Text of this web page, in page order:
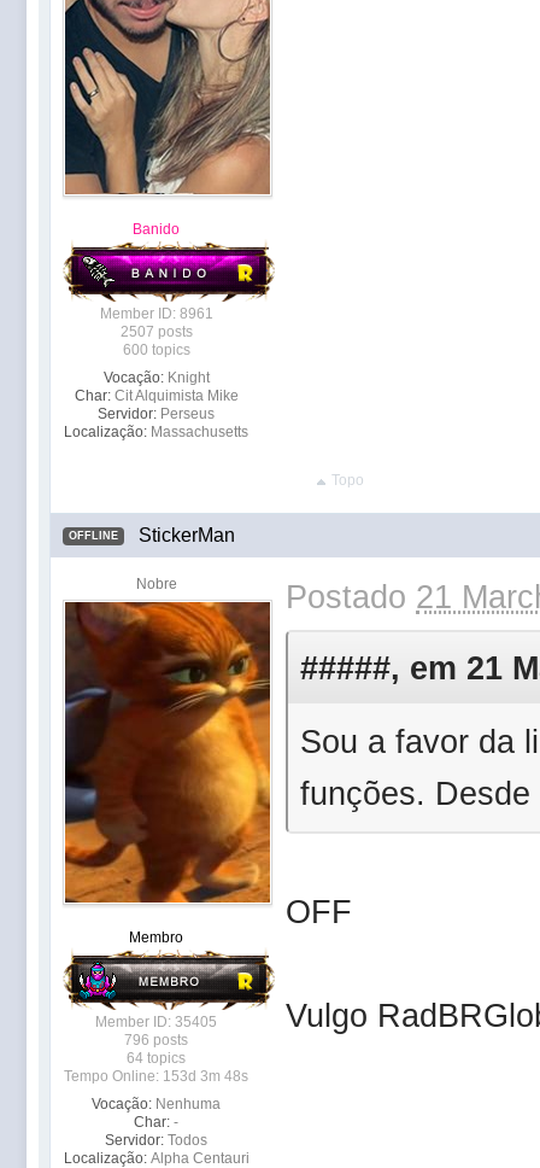
Banido
Member ID: 8961
2507 posts
600 topics
Vocação: Knight
Char: Cit Alquimista Mike
Servidor: Perseus
Localização: Massachusetts
Topo
OFFLINE StickerMan
Nobre
Membro
Member ID: 35405
796 posts
64 topics
Tempo Online: 153d 3m 48s
Vocação: Nenhuma
Char: -
Servidor: Todos
Localização: Alpha Centauri
Postado 21
#####, em 21
Sou a favor da
funções.
OFF
Vulgo